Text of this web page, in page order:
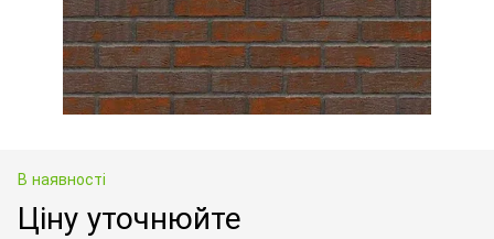
В наявності
Ціну уточнюйте